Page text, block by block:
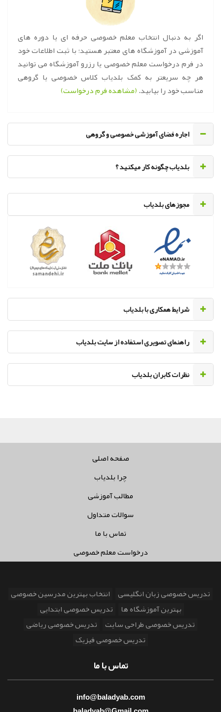
اگر به دنبال انتخاب معلم خصوصی حرفه ای یا دوره های
آموزشی در آموزشگاه های معتبر هستید؛ با ثبت اطلاعات خود
در فرم درخواست معلم خصوصی یا رزرو آموزشگاه می توانید
هر چه سریعتر به کمک بلدیاب کلاس خصوصی یا گروهی
مناسب خود را بیابید.(مشاهده فرم درخواست)
اجاره فضای آموزشی خصوصی و گروهی
‌بلدیاب چگونه کار میکنید ؟
مجوزهای بلدیاب
‌شرایط همکاری با بلدیاب
راهنمای تصویری استفاده از سایت بلدیاب
نظرات کابران بلدیاب
صفحه اصلی
چرا بلدیاب
مطالب آموزشی
سوالات متداول
تماس با ما
درخواست معلم خصوصی
تدریس خصوصی زبان انگلیسی انتخاب بهترین مدرسین خصوصی
بهترین آموزشگاه ها تدریس خصوصی ابتدایی
تدریس خصوصی طراحی سایت تدریس خصوصی ریاضی
تدریس خصوصی فیزیک
تماس با ما
info@baladyab.com